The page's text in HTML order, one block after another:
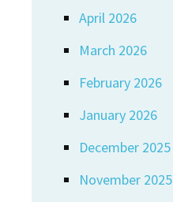
April 2026
March 2026
February 2026
January 2026
December 2025
November 2025